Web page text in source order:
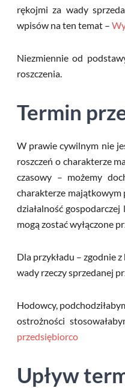
rękojmi za wady
wpisów na ten temat –
Niezmiennie od
roszczenia.
Termin
W prawie cywilnym nie
roszczeń o charakterze
czasowy – możemy
charakterze majątkowym
działalność
mogą zostać wyłączone
Dla przykładu – zgodnie
wady rzeczy sprzedanej
Hodowcy,
ostrożności
przedsiębiorco
Upływ